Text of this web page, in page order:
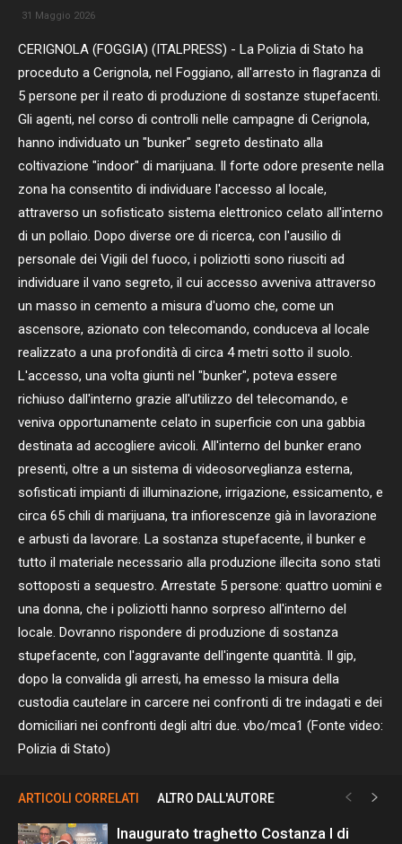
31 Maggio 2026
CERIGNOLA (FOGGIA) (ITALPRESS) - La Polizia di Stato ha
proceduto a Cerignola, nel Foggiano, all'arresto in flagranza di
5 persone per il reato di produzione di sostanze stupefacenti.
Gli agenti, nel corso di controlli nelle campagne di Cerignola,
hanno individuato un "bunker" segreto destinato alla
coltivazione "indoor" di marijuana. Il forte odore presente nella
zona ha consentito di individuare l'accesso al locale,
attraverso un sofisticato sistema elettronico celato all'interno
di un pollaio. Dopo diverse ore di ricerca, con l'ausilio di
personale dei Vigili del fuoco, i poliziotti sono riusciti ad
individuare il vano segreto, il cui accesso avveniva attraverso
un masso in cemento a misura d'uomo che, come un
ascensore, azionato con telecomando, conduceva al locale
realizzato a una profondità di circa 4 metri sotto il suolo.
L'accesso, una volta giunti nel "bunker", poteva essere
richiuso dall'interno grazie all'utilizzo del telecomando, e
veniva opportunamente celato in superficie con una gabbia
destinata ad accogliere avicoli. All'interno del bunker erano
presenti, oltre a un sistema di videosorveglianza esterna,
sofisticati impianti di illuminazione, irrigazione, essicamento, e
circa 65 chili di marijuana, tra infiorescenze già in lavorazione
e arbusti da lavorare. La sostanza stupefacente, il bunker e
tutto il materiale necessario alla produzione illecita sono stati
sottoposti a sequestro. Arrestate 5 persone: quattro uomini e
una donna, che i poliziotti hanno sorpreso all'interno del
locale. Dovranno rispondere di produzione di sostanza
stupefacente, con l'aggravante dell'ingente quantità. Il gip,
dopo la convalida gli arresti, ha emesso la misura della
custodia cautelare in carcere nei confronti di tre indagati e dei
domiciliari nei confronti degli altri due. vbo/mca1 (Fonte video:
Polizia di Stato)
ARTICOLI CORRELATI ALTRO DALL'AUTORE
Inaugurato traghetto Costanza I di